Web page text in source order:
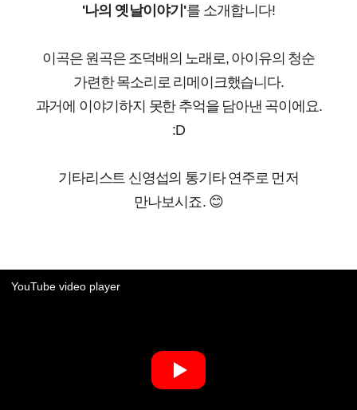
'나의 옛날이야기'를 소개합니다!
이곡은 원곡은 조덕배의 노래로, 아이유의 청순
가련한 목소리로 리메이크했습니다.
과거에 이야기하지 못한 추억을 담아낸 곡이에요.
:D
기타리스트 신영섭의 통기타 연주로 먼저
만나보시죠. 😊
YouTube video player